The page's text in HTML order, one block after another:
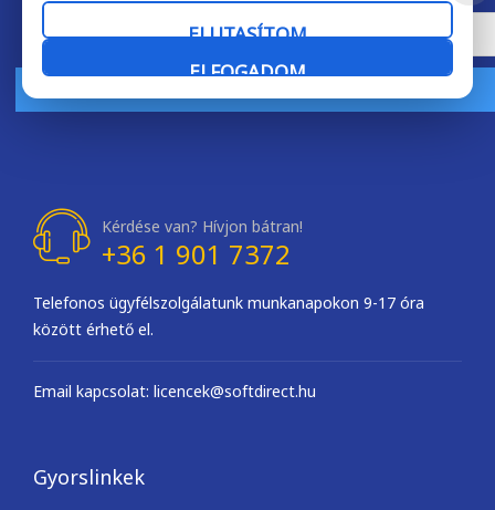
Kérdése van? Hívjon bátran!
+36 1 901 7372
Telefonos ügyfélszolgálatunk munkanapokon 9-17 óra
között érhető el.
Email kapcsolat: licencek@softdirect.hu
Gyorslinkek
ELUTASÍTOM
ELFOGADOM